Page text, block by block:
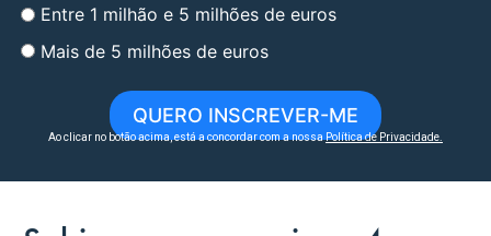
Entre 1 milhão e 5 milhões de euros
Mais de 5 milhões de euros
QUERO INSCREVER-ME
Ao clicar no botão acima, está a concordar com a nossa Política de Privacidade